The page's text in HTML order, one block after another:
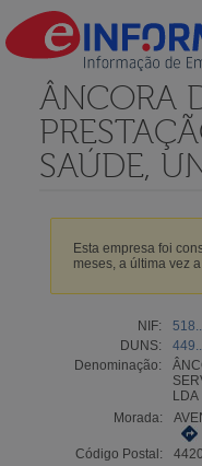
ÂNCORA
SAÚDE,
Esta empresa foi
meses, a última vez a
NIF:
DUNS:
Denominação:
LDA
Morada:
Código Postal: